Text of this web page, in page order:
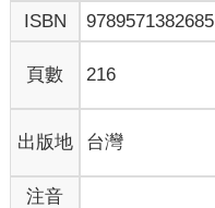
ISBN
9789571382685
頁數 216
出版地 台灣
注音